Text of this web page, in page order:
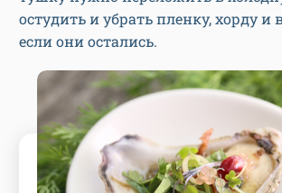
остудить и убрать пленку, хорду и
если они остались.